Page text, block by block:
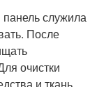
панель служила
После
очистки